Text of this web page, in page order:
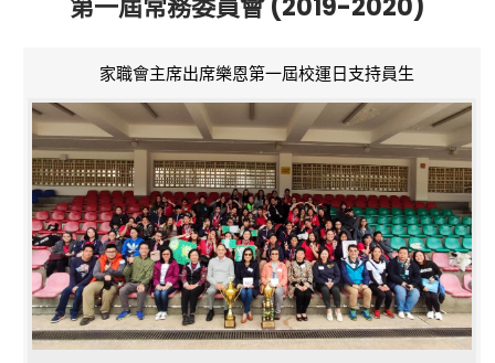
第一屆常務委員會 (2019-2020)
家職會主席出席樂恩第一屆校運日支持員生